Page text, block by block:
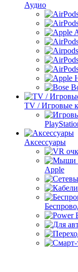
Аудио
TV / Игровые
Аксессуары
Apple